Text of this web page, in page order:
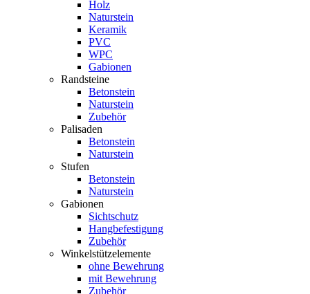
Holz
Naturstein
Keramik
PVC
WPC
Gabionen
Randsteine
Betonstein
Naturstein
Zubehör
Palisaden
Betonstein
Naturstein
Stufen
Betonstein
Naturstein
Gabionen
Sichtschutz
Hangbefestigung
Zubehör
Winkelstützelemente
ohne Bewehrung
mit Bewehrung
Zubehör